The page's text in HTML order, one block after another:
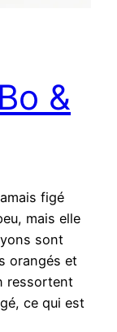
&
figé
mais elle
sont
orangés et
ressortent
ce qui est